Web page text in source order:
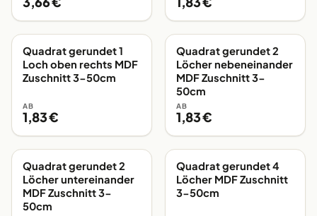
EIGENE FERTIGUNG
Quadrat gerundet 1
Loch oben rechts MDF
Zuschnitt 3-50cm
AB
1,83 €
EIGENE FERTIGUNG
Quadrat gerundet 2
Löcher nebeneinander
MDF Zuschnitt 3-
50cm
AB
1,83 €
EIGENE FERTIGUNG
Quadrat gerundet 2
Löcher untereinander
MDF Zuschnitt 3-
50cm
EIGENE FERTIGUNG
Quadrat gerundet 4
Löcher MDF Zuschnitt
3-50cm